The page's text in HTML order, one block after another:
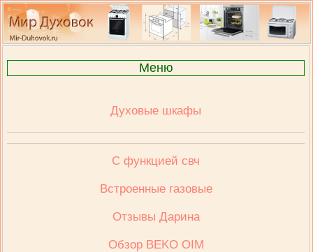
Меню
Духовые шкафы
С функцией свч
Встроенные газовые
Отзывы Дарина
Обзор BEKO OIM